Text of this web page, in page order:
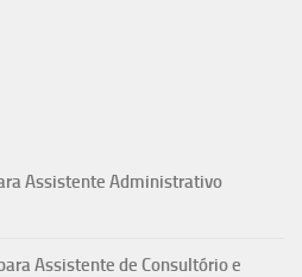
Assistente Administrativo
Assistente de Consultório e